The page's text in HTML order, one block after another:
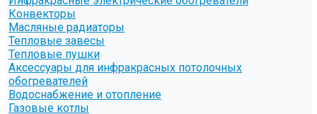
Конвекторы
Масляные радиаторы
Тепловые завесы
Тепловые пушки
Аксессуары для инфракрасных потолочных
обогревателей
Водоснабжение и отопление
Газовые котлы